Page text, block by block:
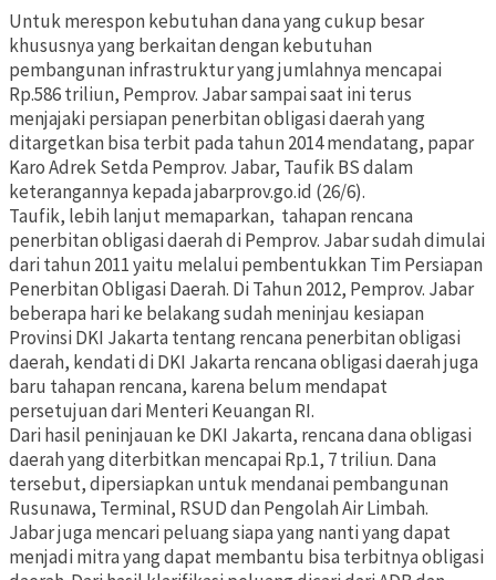
Untuk merespon kebutuhan dana yang cukup besar
khususnya yang berkaitan dengan kebutuhan
pembangunan infrastruktur yang jumlahnya mencapai
Rp.586 triliun, Pemprov. Jabar sampai saat ini terus
menjajaki persiapan penerbitan obligasi daerah yang
ditargetkan bisa terbit pada tahun 2014 mendatang, papar
Karo Adrek Setda Pemprov. Jabar, Taufik BS dalam
keterangannya kepada jabarprov.go.id (26/6).
Taufik, lebih lanjut memaparkan, tahapan rencana
penerbitan obligasi daerah di Pemprov. Jabar sudah dimulai
dari tahun 2011 yaitu melalui pembentukkan Tim Persiapan
Penerbitan Obligasi Daerah. Di Tahun 2012, Pemprov. Jabar
beberapa hari ke belakang sudah meninjau kesiapan
Provinsi DKI Jakarta tentang rencana penerbitan obligasi
daerah, kendati di DKI Jakarta rencana obligasi daerah juga
baru tahapan rencana, karena belum mendapat
persetujuan dari Menteri Keuangan RI.
Dari hasil peninjauan ke DKI Jakarta, rencana dana obligasi
daerah yang diterbitkan mencapai Rp.1, 7 triliun. Dana
tersebut, dipersiapkan untuk mendanai pembangunan
Rusunawa, Terminal, RSUD dan Pengolah Air Limbah.
Jabar juga mencari peluang siapa yang nanti yang dapat
menjadi mitra yang dapat membantu bisa terbitnya obligasi